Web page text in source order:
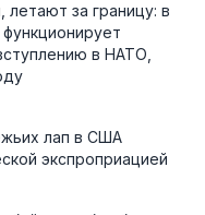
за границу: в
в НАТО,
лап в США
экспроприацией